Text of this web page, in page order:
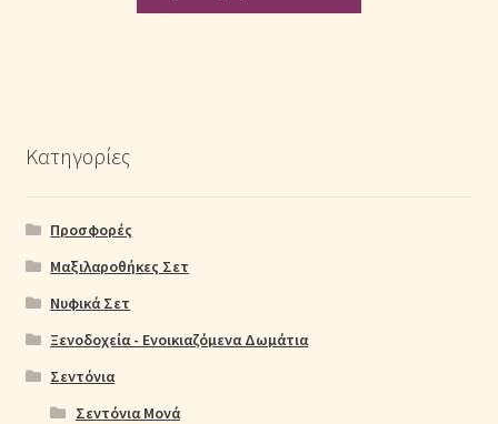
Κατηγορίες
Προσφορές
Μαξιλαροθήκες Σετ
Νυφικά Σετ
Ξενοδοχεία - Ενοικιαζόμενα Δωμάτια
Σεντόνια
Σεντόνια Μονά